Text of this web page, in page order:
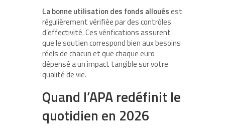
La bonne utilisation des fonds allouésest
régulièrement vérifiée par des contrôles
d’effectivité. Ces vérifications assurent
que le soutien correspond bien aux besoins
réels de chacun et que chaque euro
dépensé a un impact tangible sur votre
qualité de vie.
Quand l’APA redéfinit le
quotidien en 2026